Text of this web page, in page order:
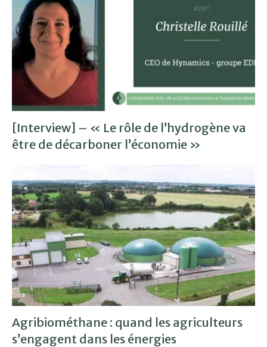
[Interview] – « Le rôle de l’hydrogène va
être de décarboner l’économie »
Agribiométhane : quand les agriculteurs
s’engagent dans les énergies